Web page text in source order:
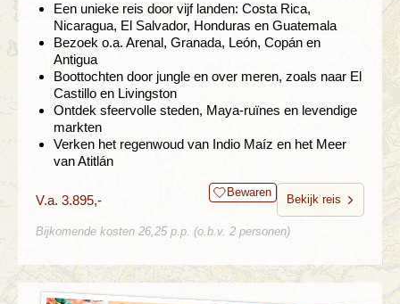
Een unieke reis door vijf landen: Costa Rica,
Nicaragua, El Salvador, Honduras en Guatemala
Bezoek o.a. Arenal, Granada, León, Copán en
Antigua
Boottochten door jungle en over meren, zoals naar El
Castillo en Livingston
Ontdek sfeervolle steden, Maya-ruïnes en levendige
markten
Verken het regenwoud van Indio Maíz en het Meer
van Atitlán
V.a. 3.895,- Bewaren
Bekijk reis
Bijkomende kosten 26,25 p.p. (o.b.v. 2 personen)